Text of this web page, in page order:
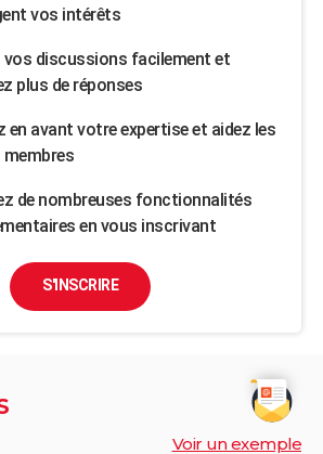
vos intérêts
vos discussions facilement et
plus de réponses
en avant votre expertise et aidez les
de nombreuses fonctionnalités
en vous inscrivant
S'INSCRIRE
Voir un exemple